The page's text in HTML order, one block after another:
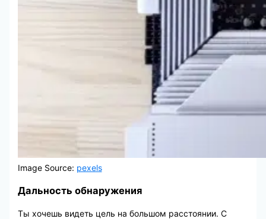
Image Source: pexels
Дальность обнаружения
Ты хочешь видеть цель на большом расстоянии. С